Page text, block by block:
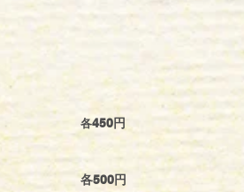
各450円
各500円